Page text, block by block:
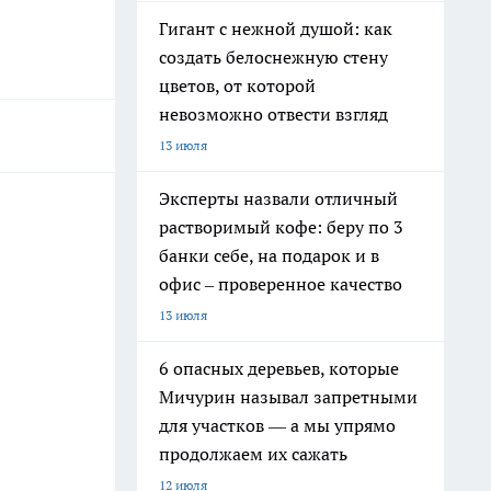
Гигант с нежной душой: как
создать белоснежную стену
цветов, от которой
невозможно отвести взгляд
13 июля
Эксперты назвали отличный
растворимый кофе: беру по 3
банки себе, на подарок и в
офис – проверенное качество
13 июля
6 опасных деревьев, которые
Мичурин называл запретными
для участков — а мы упрямо
продолжаем их сажать
12 июля